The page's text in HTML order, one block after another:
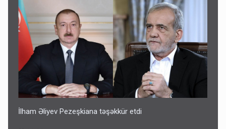
İlham Əliyev Pezeşkiana təşəkkür etdi